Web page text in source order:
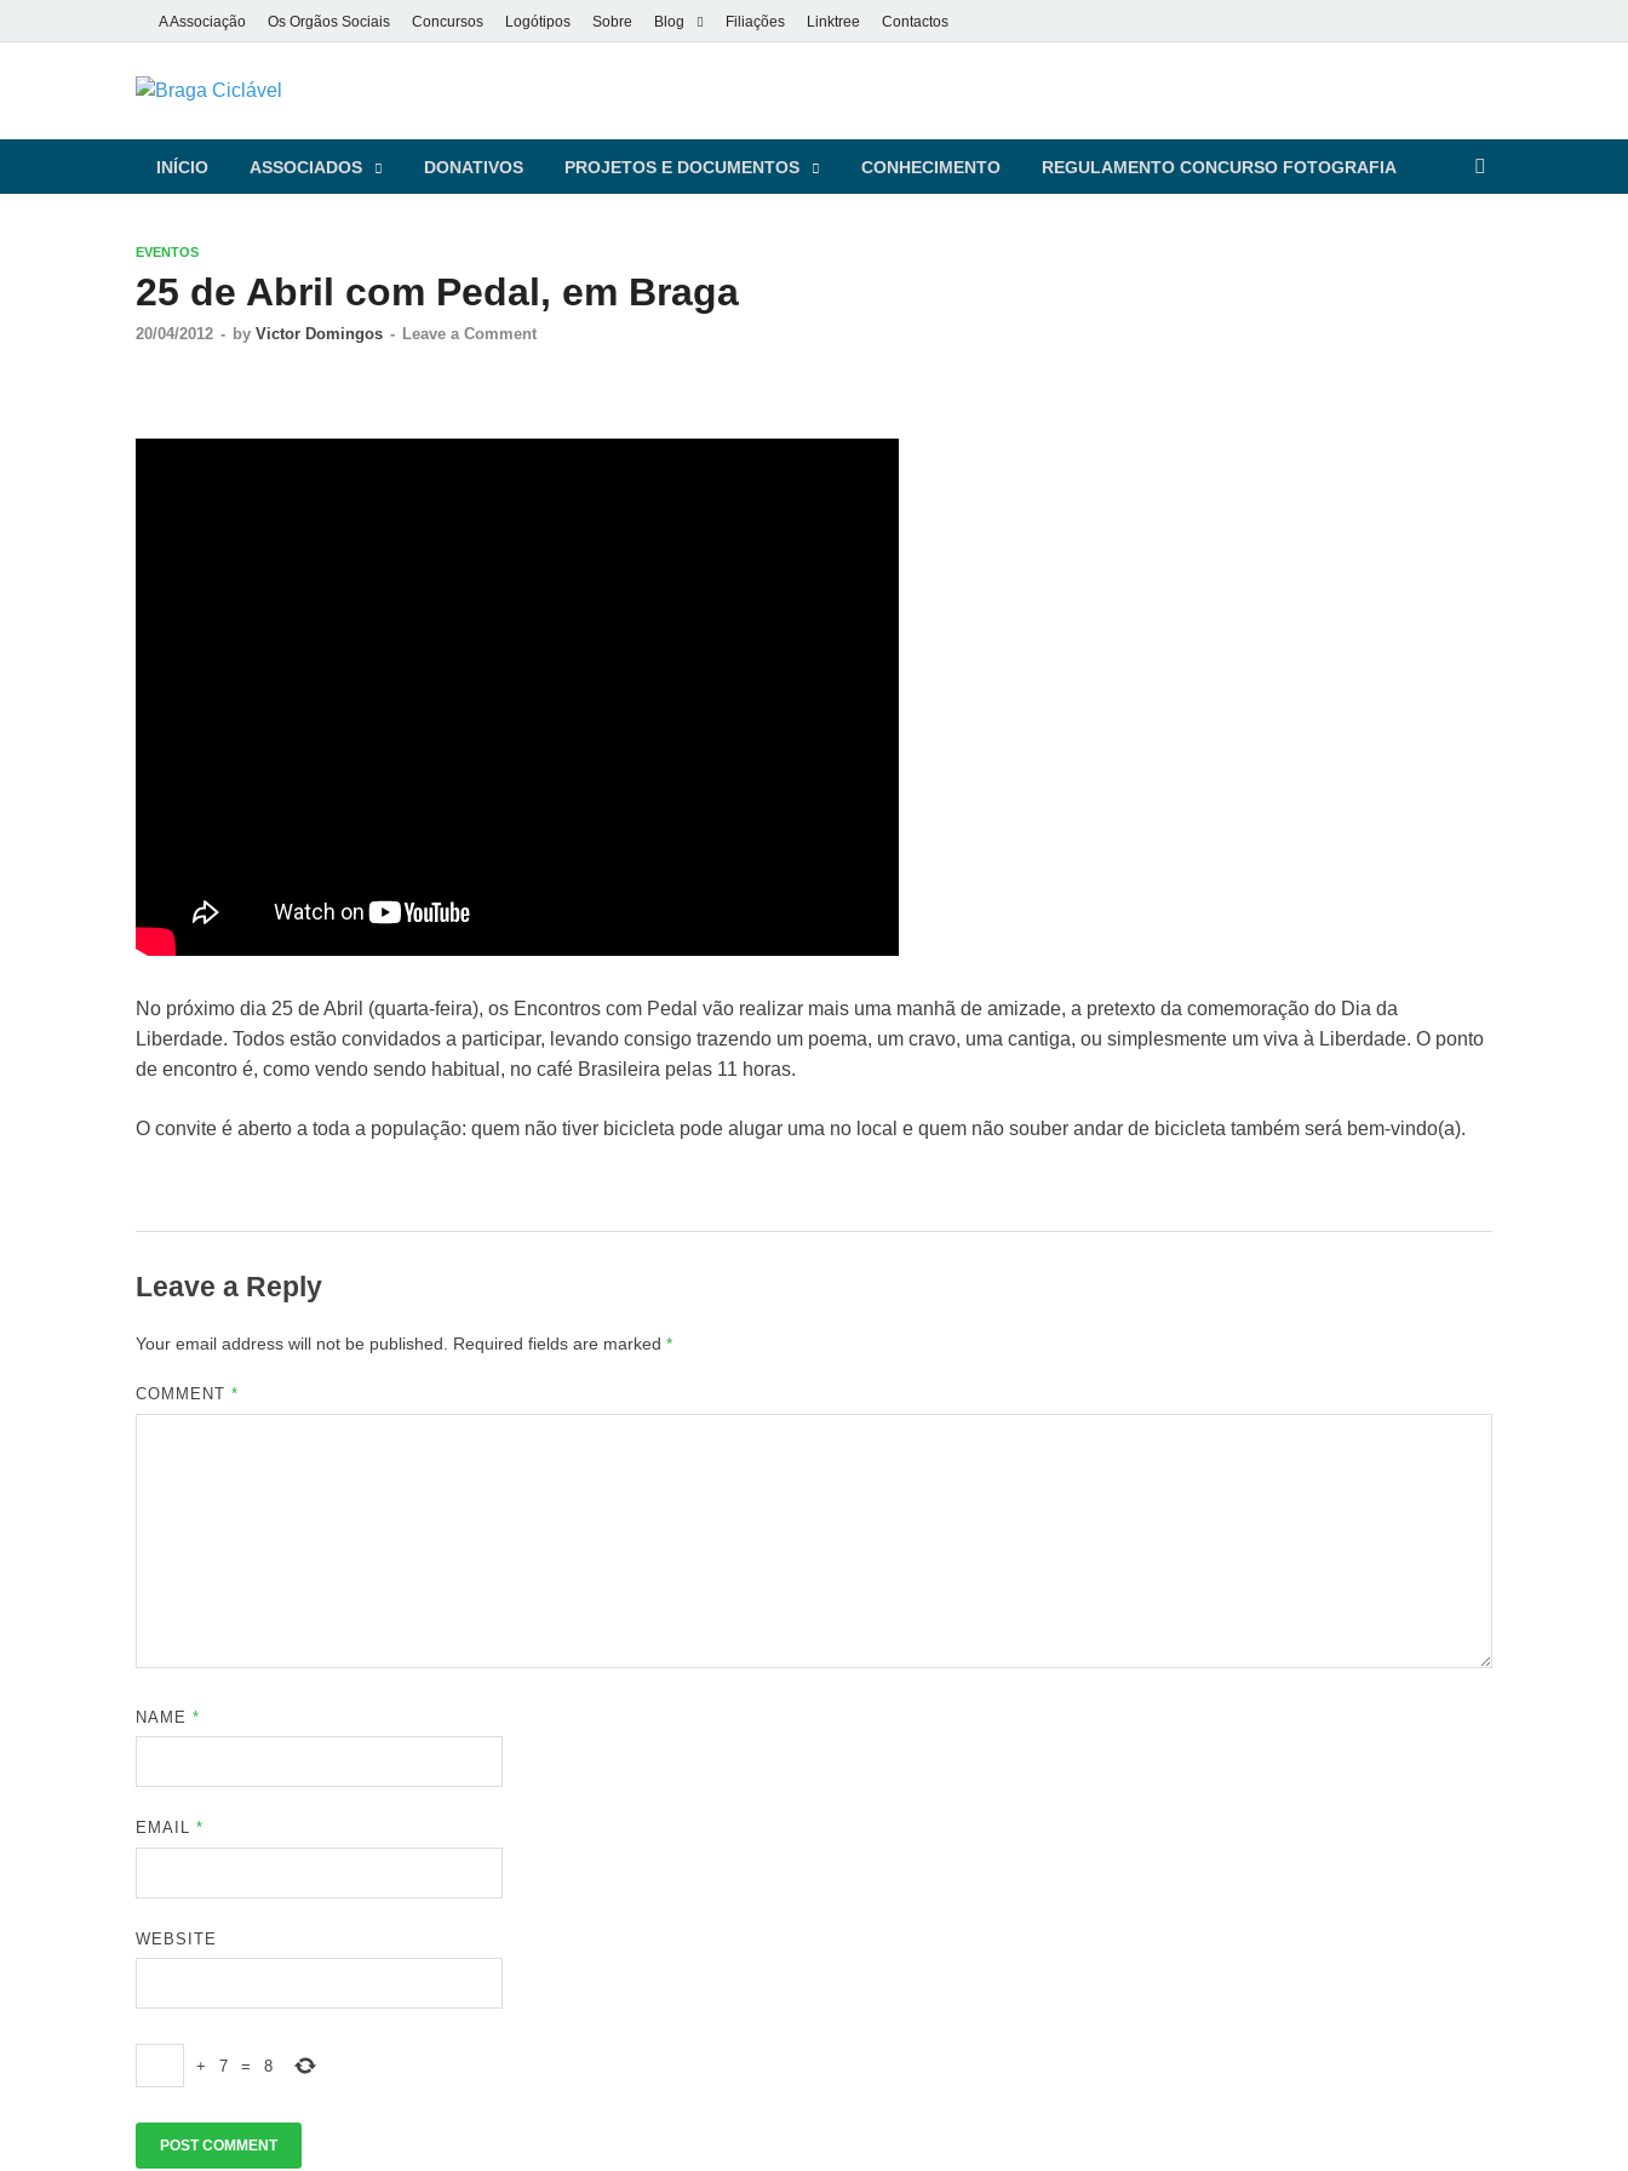
A Associação Os Orgãos Sociais Concursos Logótipos Sobre Blog Filiações Linktree Contactos
Braga Ciclável
INÍCIO ASSOCIADOS DONATIVOS PROJETOS E DOCUMENTOS CONHECIMENTO REGULAMENTO CONCURSO FOTOGRAFIA
EVENTOS
25 de Abril com Pedal, em Braga
20/04/2012 - by Victor Domingos - Leave a Comment
No próximo dia 25 de Abril (quarta-feira), os Encontros com Pedal vão realizar mais uma manhã de amizade, a pretexto da comemoração do Dia da
Liberdade. Todos estão convidados a participar, levando consigo trazendo um poema, um cravo, uma cantiga, ou simplesmente um viva à Liberdade. O ponto
de encontro é, como vendo sendo habitual, no café Brasileira pelas 11 horas.
O convite é aberto a toda a população: quem não tiver bicicleta pode alugar uma no local e quem não souber andar de bicicleta também será bem-vindo(a).
Leave a Reply
Your email address will not be published. Required fields are marked *
COMMENT*
NAME*
EMAIL*
WEBSITE
+ 7 = 8